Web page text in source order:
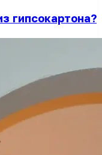
гипсокартона?